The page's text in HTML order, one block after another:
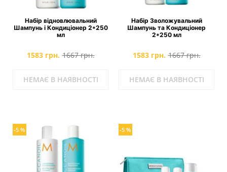
Набір відновлювальний
Шампунь і Кондиціонер 2*250
мл
1583 грн. 1667 грн.
НЕМАЄ В НАЯВНОСТІ
Набір Зволожувальний
Шампунь та Кондиціонер
2*250 мл
1583 грн. 1667 грн.
НЕМАЄ В НАЯВНОСТІ
-5 % -5 %